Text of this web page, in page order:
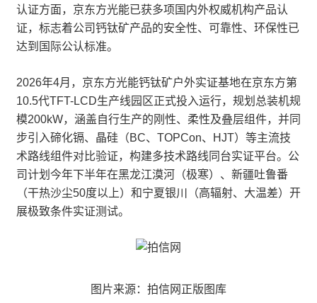
认证方面，京东方光能已获多项国内外权威机构产品认
证，标志着公司钙钛矿产品的安全性、可靠性、环保性已
达到国际公认标准。
2026年4月，京东方光能钙钛矿户外实证基地在京东方第
10.5代TFT-LCD生产线园区正式投入运行，规划总装机规
模200kW，涵盖自行生产的刚性、柔性及叠层组件，并同
步引入碲化镉、晶硅（BC、TOPCon、HJT）等主流技
术路线组件对比验证，构建多技术路线同台实证平台。公
司计划今年下半年在黑龙江漠河（极寒）、新疆吐鲁番
（干热沙尘50度以上）和宁夏银川（高辐射、大温差）开
展极致条件实证测试。
图片来源：拍信网正版图库